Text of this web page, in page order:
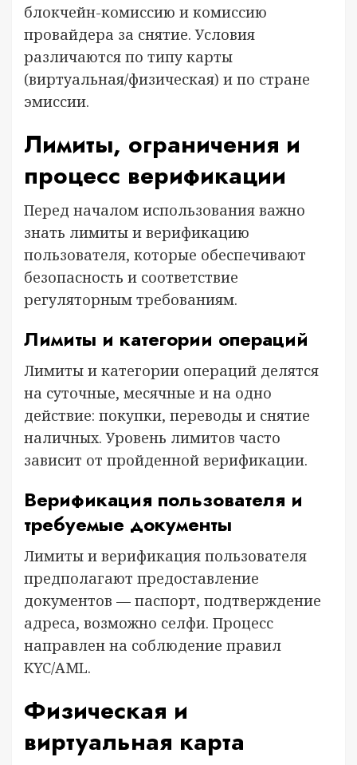
блокчейн-комиссию и комиссию
провайдера за снятие. Условия
различаются по типу карты
(виртуальная/физическая) и по стране
эмиссии.
Лимиты, ограничения и
процесс верификации
Перед началом использования важно
знать лимиты и верификацию
пользователя, которые обеспечивают
безопасность и соответствие
регуляторным требованиям.
Лимиты и категории операций
Лимиты и категории операций делятся
на суточные, месячные и на одно
действие: покупки, переводы и снятие
наличных. Уровень лимитов часто
зависит от пройденной верификации.
Верификация пользователя и
требуемые документы
Лимиты и верификация пользователя
предполагают предоставление
документов — паспорт, подтверждение
адреса, возможно селфи. Процесс
направлен на соблюдение правил
KYC/AML.
Физическая и
виртуальная карта